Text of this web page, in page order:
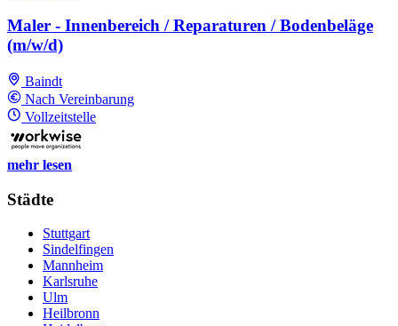
Maler - Innenbereich / Reparaturen / Bodenbeläge
(m/w/d)
Baindt
Nach Vereinbarung
Vollzeitstelle
mehr lesen
Städte
Stuttgart
Sindelfingen
Mannheim
Karlsruhe
Ulm
Heilbronn